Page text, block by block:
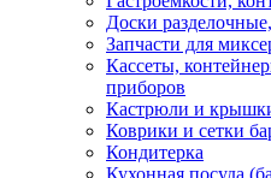
Доски
Запчасти для
Кассеты,
приборов
Кастрюли и
Коврики и сетки
Кондитерка
Кухонная посуда